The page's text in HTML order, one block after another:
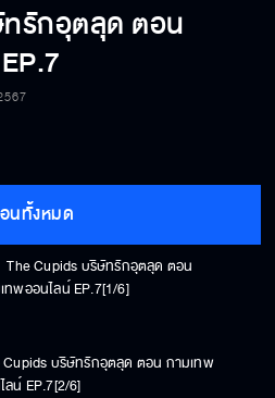
รักอุตลุด ตอน
EP.7
นทั้งหมด
The Cupids บริษัทรักอุตลุด ตอน
ทพออนไลน์ EP.7[1/6]
Cupids บริษัทรักอุตลุด ตอน กามเทพ
ลน์ EP.7[2/6]